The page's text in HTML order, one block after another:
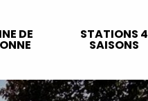
DE STATIONS 4
SAISONS